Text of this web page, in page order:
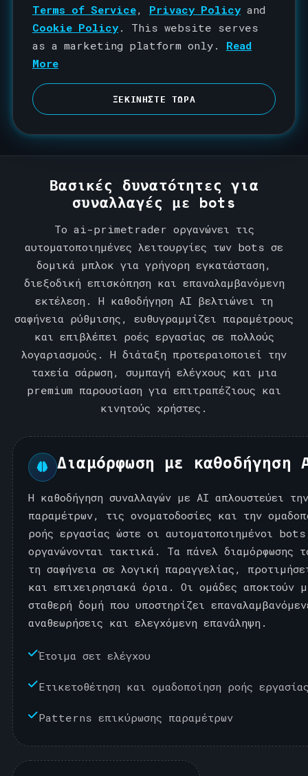
i
t
e
d
a
t
+
Terms of Service, Privacy Policyand
Cookie Policy. This website serves
as a marketing platform only. Read
More
ΞΕΚΙΝΗΣΤΕ ΤΩΡΑ
Βασικές δυνατότητες για
συναλλαγές με bots
Το ai-primetrader οργανώνει τις
αυτοματοποιημένες λειτουργίες των bots σε
δομικά μπλοκ για γρήγορη εγκατάσταση,
διεξοδική επισκόπηση και επαναλαμβανόμενη
εκτέλεση. Η καθοδήγηση AI βελτιώνει τη
σαφήνεια ρύθμισης, ευθυγραμμίζει παραμέτρους
και επιβλέπει ροές εργασίας σε πολλούς
λογαριασμούς. Η διάταξη προτεραιοποιεί την
ταχεία σάρωση, συμπαγή ελέγχους και μια
premium παρουσίαση για επιτραπέζιους και
κινητούς χρήστες.
Διαμόρφωση με καθοδήγηση
Η καθοδήγηση συναλλαγών με AI απλουστεύει
παραμέτρων, τις ονοματοδοσίες και την
ροής εργασίας ώστε οι αυτοματοποιημένοι
οργανώνονται τακτικά. Τα πάνελ διαμόρφωσης
τη σαφήνεια σε λογική παραγγελίας,
και επιχειρησιακά όρια. Οι ομάδες αποκτούν
σταθερή δομή που υποστηρίζει
αναθεωρήσεις και ελεγχόμενη επανάληψη.
Έτοιμα σετ ελέγχου
Ετικετοθέτηση και ομαδοποίηση ροής
Patterns επικύρωσης παραμέτρων